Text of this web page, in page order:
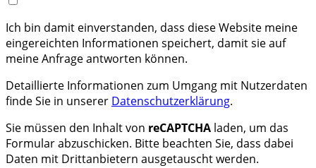
Ich bin damit einverstanden, dass diese Website meine
eingereichten Informationen speichert, damit sie auf
meine Anfrage antworten können.
Detaillierte Informationen zum Umgang mit Nutzerdaten
finde Sie in unserer Datenschutzerklärung.
Sie müssen den Inhalt von reCAPTCHA laden, um das
Formular abzuschicken. Bitte beachten Sie, dass dabei
Daten mit Drittanbietern ausgetauscht werden.